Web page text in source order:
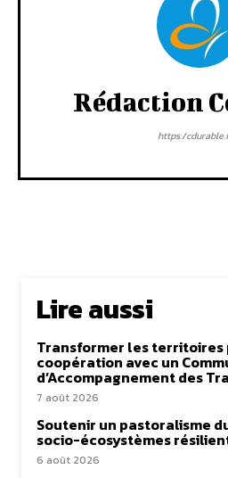
Rédaction
https:/
Lire aussi
Transformer les
coopération avec un
d’Accompagnement des
7 août 2026
Soutenir un pastoralisme
socio-écosystèmes
6 août 2026